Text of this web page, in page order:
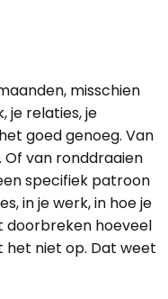
misschien
je relaties, je
goed genoeg. Van
Of van ronddraaien
specifiek patroon
in je werk, in hoe je
hoeveel
het niet op. Dat weet